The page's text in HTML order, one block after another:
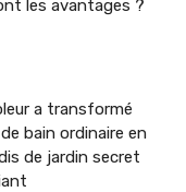
les avantages ?
a transformé
bain ordinaire en
de jardin secret